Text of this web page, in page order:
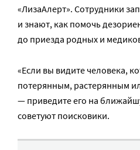
«ЛизаАлерт». Сотрудники
и знают, как помочь
до приезда родных и
«Если вы видите человека,
потерянным, растерянным
— приведите его на
советуют поисковики.